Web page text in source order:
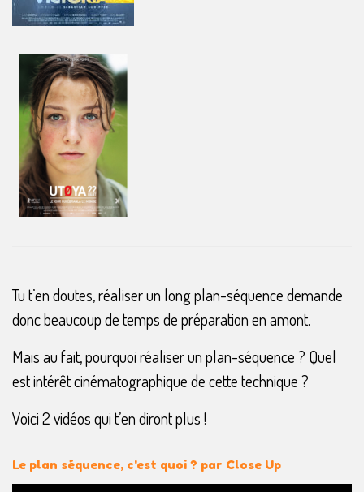
Tu t’en doutes, réaliser un long plan-séquence demande
donc beaucoup de temps de préparation en amont.
Mais au fait, pourquoi réaliser un plan-séquence ? Quel
est intérêt cinématographique de cette technique ?
Voici 2 vidéos qui t’en diront plus !
Le plan séquence, c'est quoi ? par Close Up